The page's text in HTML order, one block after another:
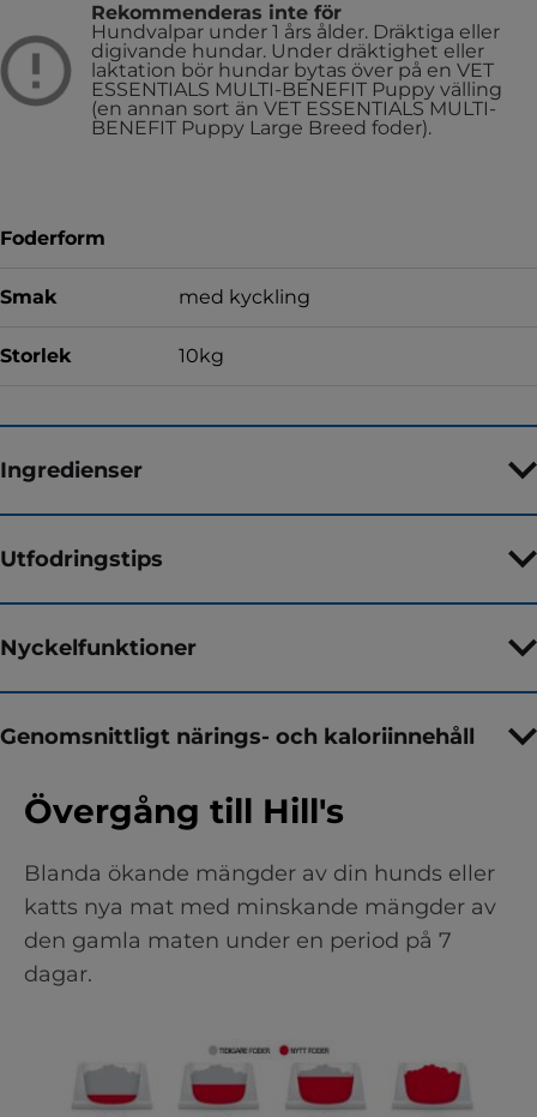
Rekommenderas inte för
Hundvalpar under 1 års ålder. Dräktiga eller
digivande hundar. Under dräktighet eller
laktation bör hundar bytas över på en VET
ESSENTIALS MULTI-BENEFIT Puppy välling
(en annan sort än VET ESSENTIALS MULTI-
BENEFIT Puppy Large Breed foder).
Foderform
Smak med kyckling
Storlek 10kg
Ingredienser
Utfodringstips
Nyckelfunktioner
Genomsnittligt närings- och kaloriinnehåll
Övergång till Hill's
Blanda ökande mängder av din hunds eller
katts nya mat med minskande mängder av
den gamla maten under en period på 7
dagar.